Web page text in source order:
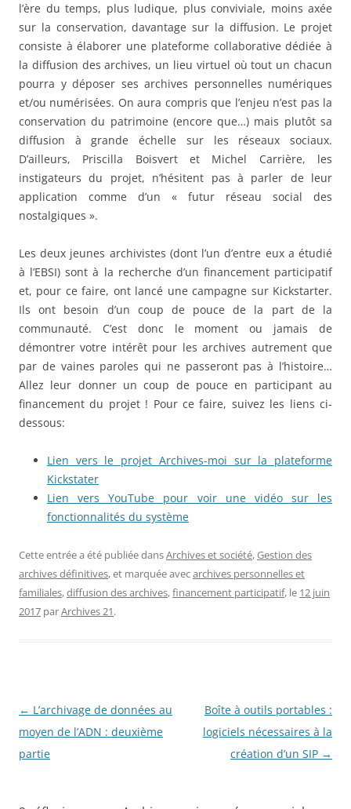
l’ère du temps, plus ludique, plus conviviale, moins axée
sur la conservation, davantage sur la diffusion. Le projet
consiste à élaborer une plateforme collaborative dédiée à
la diffusion des archives, un lieu virtuel où tout un chacun
pourra y déposer ses archives personnelles numériques
et/ou numérisées. On aura compris que l’enjeu n’est pas la
conservation du patrimoine (encore que…) mais plutôt sa
diffusion à grande échelle sur les réseaux sociaux.
D’ailleurs, Priscilla Boisvert et Michel Carrière, les
instigateurs du projet, n’hésitent pas à parler de leur
application comme d’un « futur réseau social des
nostalgiques ».
Les deux jeunes archivistes (dont l’un d’entre eux a étudié
à l’EBSI) sont à la recherche d’un financement participatif
et, pour ce faire, ont lancé une campagne sur Kickstarter.
Ils ont besoin d’un coup de pouce de la part de la
communauté. C’est donc le moment ou jamais de
démontrer votre intérêt pour les archives autrement que
par de vaines paroles qui ne passeront pas à l’histoire…
Allez leur donner un coup de pouce en participant au
financement du projet ! Pour ce faire, suivez les liens ci-
dessous:
Lien vers le projet Archives-moi sur la plateforme
Kickstater
Lien vers YouTube pour voir une vidéo sur les
fonctionnalités du système
Cette entrée a été publiée dansArchives et société,Gestion des
archives définitives, et marquée avecarchives personnelles et
familiales,diffusion des archives,financement participatif, le 12 juin
2017 parArchives 21.
Navigation
des
articles
← L’archivage de données au
moyen de l’ADN : deuxième
partie
Boîte à outils portables :
logiciels nécessaires à la
création d’un SIP →